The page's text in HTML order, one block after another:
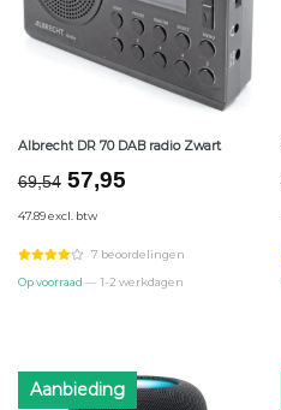
Albrecht DR 70 DAB radio Zwart
69,54 Oorspronkelijke
was:
€69,54.
57,95Huidige
€57,95.
47.89 excl. btw
7 beoordelingen
Op voorraad — 1-2 werkdagen
Aanbieding